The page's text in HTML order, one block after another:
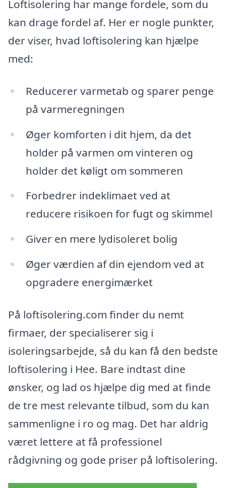
Loftisolering har mange fordele, som du
kan drage fordel af. Her er nogle punkter,
der viser, hvad loftisolering kan hjælpe
med:
Reducerer varmetab og sparer penge
på varmeregningen
Øger komforten i dit hjem, da det
holder på varmen om vinteren og
holder det køligt om sommeren
Forbedrer indeklimaet ved at
reducere risikoen for fugt og skimmel
Giver en mere lydisoleret bolig
Øger værdien af din ejendom ved at
opgradere energimærket
På loftisolering.com finder du nemt
firmaer, der specialiserer sig i
isoleringsarbejde, så du kan få den bedste
loftisolering i Hee. Bare indtast dine
ønsker, og lad os hjælpe dig med at finde
de tre mest relevante tilbud, som du kan
sammenligne i ro og mag. Det har aldrig
været lettere at få professionel
rådgivning og gode priser på loftisolering.